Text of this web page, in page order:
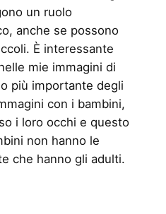
un ruolo
anche se possono
È interessante
mie immagini di
più importante degli
con i bambini,
i loro occhi e questo
non hanno le
che hanno gli adulti.